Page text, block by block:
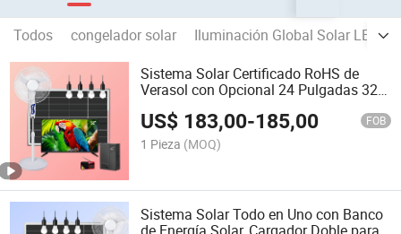
Todos congelador solar
Iluminación Global Solar LED
Sistema Solar Certificado RoHS de
Verasol con Opcional 24 Pulgadas 32
Ventilador y Cargador Móvil
US$ 183,00-185,00 FOB
1 Pieza (MOQ)
Sistema Solar Todo en Uno con Banco
de Energía Solar, Cargador Doble para